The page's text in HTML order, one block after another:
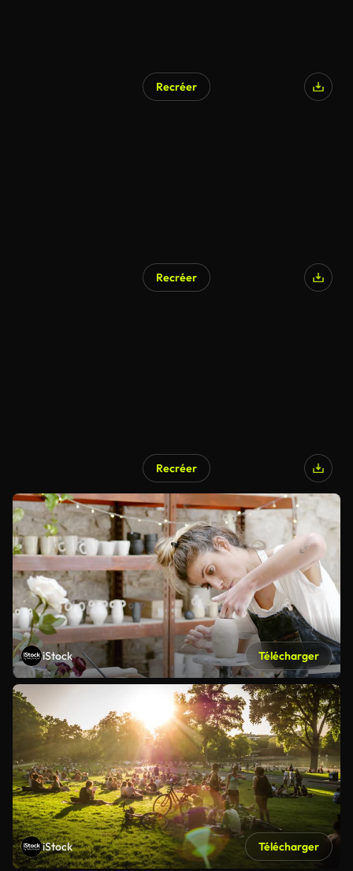
Recréer
Recréer
Recréer
iStock Télécharger
iStock Télécharger